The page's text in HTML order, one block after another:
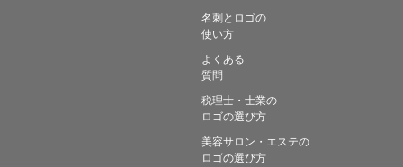
名刺とロゴの
使い方
よくある
質問
税理士・士業の
ロゴの選び方
美容サロン・エステの
ロゴの選び方